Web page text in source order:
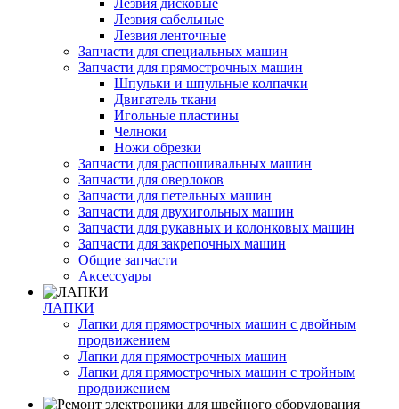
Лезвия сабельные
Лезвия ленточные
Запчасти для специальных машин
Запчасти для прямострочных машин
Шпульки и шпульные колпачки
Двигатель ткани
Игольные пластины
Челноки
Ножи обрезки
Запчасти для распошивальных машин
Запчасти для оверлоков
Запчасти для петельных машин
Запчасти для двухигольных машин
Запчасти для рукавных и колонковых машин
Запчасти для закрепочных машин
Общие запчасти
Аксессуары
ЛАПКИ
Лапки для прямострочных машин с двойным
продвижением
Лапки для прямострочных машин
Лапки для прямострочных машин с тройным
продвижением